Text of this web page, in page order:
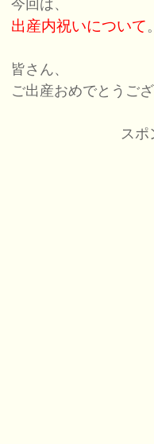
今回は、
出産内祝いについて 。
皆さん、
ご出産おめでとうござ
スポ